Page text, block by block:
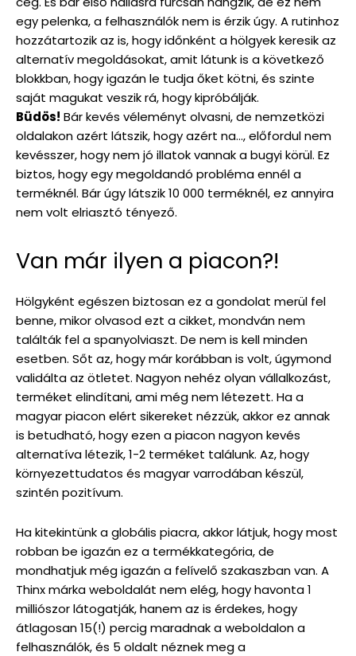
egy pelenka, a felhasználók nem is érzik úgy. A rutinhoz
hozzátartozik az is, hogy időnként a hölgyek keresik az
alternatív megoldásokat, amit látunk is a következő
blokkban, hogy igazán le tudja őket kötni, és szinte
saját magukat veszik rá, hogy kipróbálják.
Büdös! Bár kevés véleményt olvasni, de nemzetközi
oldalakon azért látszik, hogy azért na…, előfordul nem
kevésszer, hogy nem jó illatok vannak a bugyi körül. Ez
biztos, hogy egy megoldandó probléma ennél a
terméknél. Bár úgy látszik 10 000 terméknél, ez annyira
nem volt elriasztó tényező.
Van már ilyen a piacon?!
Hölgyként egészen biztosan ez a gondolat merül fel
benne, mikor olvasod ezt a cikket, mondván nem
találták fel a spanyolviaszt. De nem is kell minden
esetben. Sőt az, hogy már korábban is volt, úgymond
validálta az ötletet. Nagyon nehéz olyan vállalkozást,
terméket elindítani, ami még nem létezett. Ha a
magyar piacon elért sikereket nézzük, akkor ez annak
is betudható, hogy ezen a piacon nagyon kevés
alternatíva létezik, 1-2 terméket találunk. Az, hogy
környezettudatos és magyar varrodában készül,
szintén pozitívum.
Ha kitekintünk a globális piacra, akkor látjuk, hogy most
robban be igazán ez a termékkategória, de
mondhatjuk még igazán a felívelő szakaszban van. A
Thinx márka weboldalát nem elég, hogy havonta 1
milliószor látogatják, hanem az is érdekes, hogy
átlagosan 15(!) percig maradnak a weboldalon a
felhasználók, és 5 oldalt néznek meg a